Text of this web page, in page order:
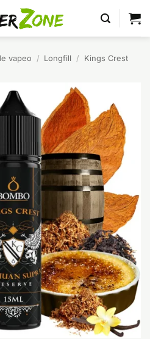
vapeo / Longfill / Kings Crest